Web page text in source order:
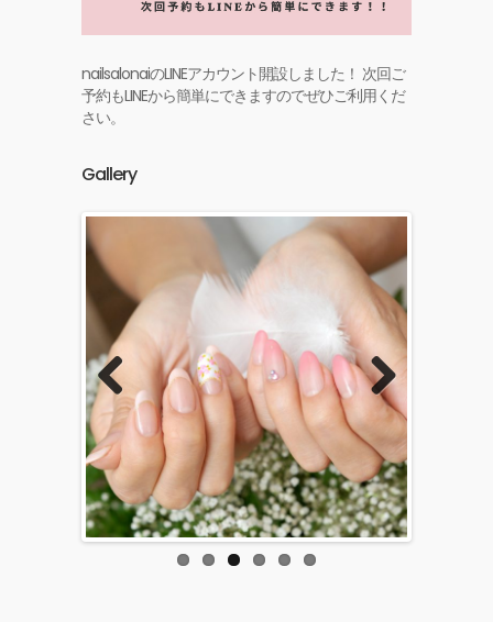
nailsalonaiのLINEアカウント開設しました！ 次回ご
予約もLINEから簡単にできますのでぜひご利用くだ
さい。
Gallery
Previous Next